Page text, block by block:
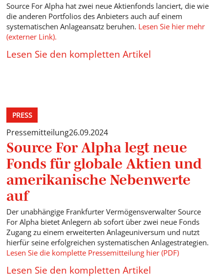
Source For Alpha hat zwei neue Aktienfonds lanciert, die wie
die anderen Portfolios des Anbieters auch auf einem
systematischen Anlageansatz beruhen. Lesen Sie hier mehr
(externer Link).
Lesen Sie den kompletten Artikel
PRESS
Pressemitteilung26.09.2024
Source For Alpha legt neue
Fonds für globale Aktien und
amerikanische Nebenwerte
auf
Der unabhängige Frankfurter Vermögensverwalter Source
For Alpha bietet Anlegern ab sofort über zwei neue Fonds
Zugang zu einem erweiterten Anlageuniversum und nutzt
hierfür seine erfolgreichen systematischen Anlagestrategien.
Lesen Sie die komplette Pressemitteilung hier (PDF)
Lesen Sie den kompletten Artikel